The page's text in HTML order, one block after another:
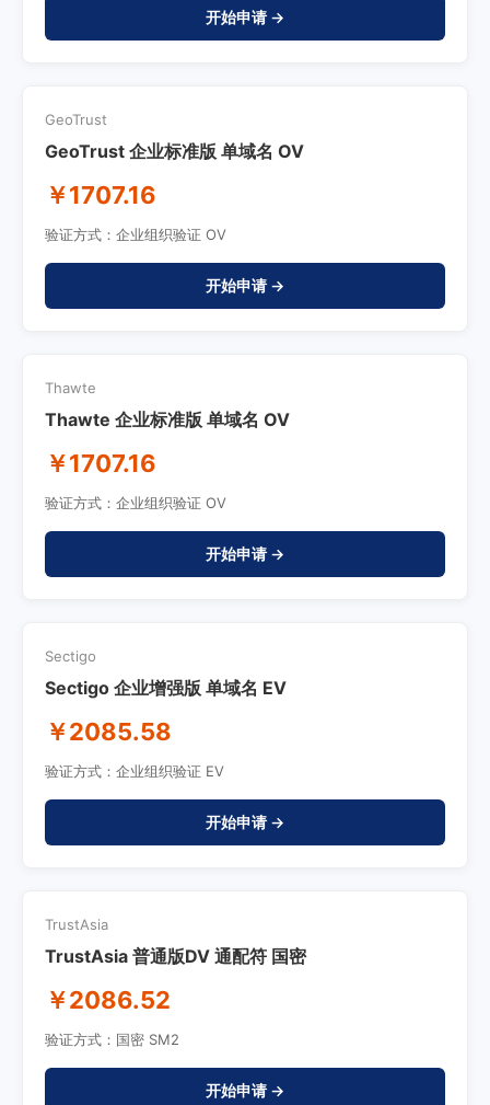
开始申请 →
GeoTrust
GeoTrust 企业标准版 单域名 OV
￥1707.16
验证方式：企业组织验证 OV
开始申请 →
Thawte
Thawte 企业标准版 单域名 OV
￥1707.16
验证方式：企业组织验证 OV
开始申请 →
Sectigo
Sectigo 企业增强版 单域名 EV
￥2085.58
验证方式：企业组织验证 EV
开始申请 →
TrustAsia
TrustAsia 普通版DV 通配符 国密
￥2086.52
验证方式：国密 SM2
开始申请 →